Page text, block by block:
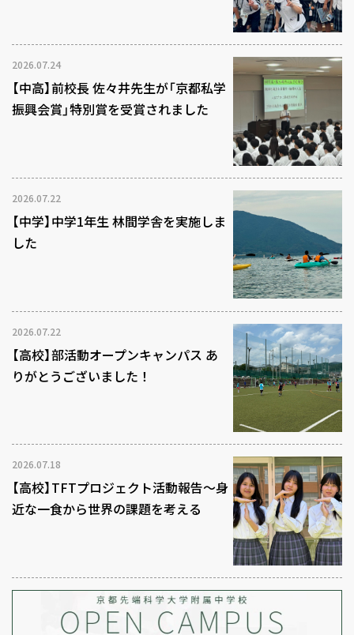
2026.07.24
【中高】前校長 佐々井先生が「京都私学
振興会賞」特別賞を受賞されました
2026.07.22
【中学】中学1年生 林間学舎を実施しま
した
2026.07.22
【高校】部活動オープンキャンパス あ
りがとうございました！
2026.07.18
【高校】TFTプロジェクト活動報告～身
近な一食から世界の課題を考える